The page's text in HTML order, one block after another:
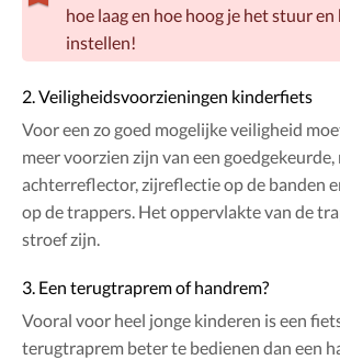
hoe laag en hoe hoog je het stuur
instellen!
2. Veiligheidsvoorzieningen kinderfiets
Voor een zo goed mogelijke veiligheid
meer voorzien zijn van een goedgekeurde,
achterreflector, zijreflectie op de banden
op de trappers. Het oppervlakte van de
stroef zijn.
3. Een terugtraprem of handrem?
Vooral voor heel jonge kinderen is een
terugtraprem beter te bedienen dan een